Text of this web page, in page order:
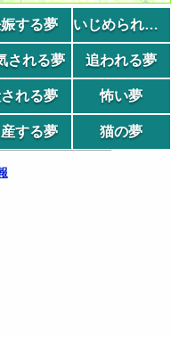
する夢 いじめられる夢
される夢 追われる夢
れる夢 怖い夢
する夢 猫の夢